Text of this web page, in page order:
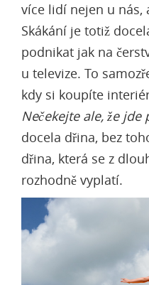
více lidí nejen u nás,
Skákání je totiž
podnikat jak na
u televize. To
kdy si koupíte
Nečekejte ale, že jde
docela dřina, bez
dřina, která se z
rozhodně vyplatí.